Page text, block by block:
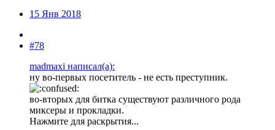
15 Янв 2018
#78
madmaxi написал(а):
ну во-первых посетитель - не есть преступник.
во-вторых для битка существуют различного рода
миксеры и прокладки.
Нажмите для раскрытия...